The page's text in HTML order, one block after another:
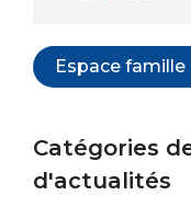
Espace famille
Catégories
d'actualités